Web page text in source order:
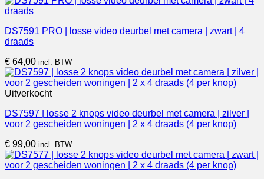
DS7591 PRO | losse video deurbel met camera | zwart | 4
draads
€ 64,00 incl. BTW
Uitverkocht
DS7597 | losse 2 knops video deurbel met camera | zilver |
voor 2 gescheiden woningen | 2 x 4 draads (4 per knop)
€ 99,00 incl. BTW